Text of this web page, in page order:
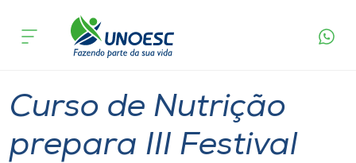
Cursos
acontece
Curso de Nutrição
prepara III Festival